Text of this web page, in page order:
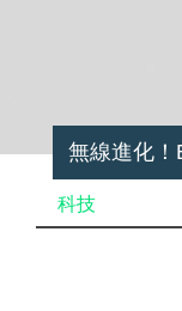
無線進化
科技